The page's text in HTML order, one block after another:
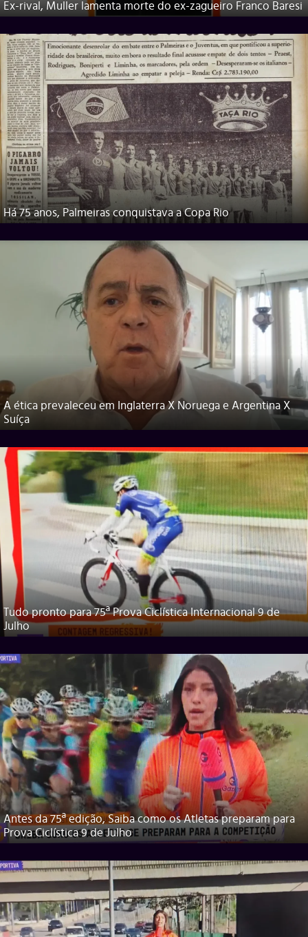
Ex-rival, Muller lamenta morte do ex-zagueiro Franco Baresi
Há 75 anos, Palmeiras conquistava a Copa Rio
A ética prevaleceu em Inglaterra X Noruega e Argentina X
Suíça
Tudo pronto para 75ª Prova Ciclística Internacional 9 de
Julho
Antes da 75ª edição, Saiba como os Atletas preparam para
Prova Ciclística 9 de Julho